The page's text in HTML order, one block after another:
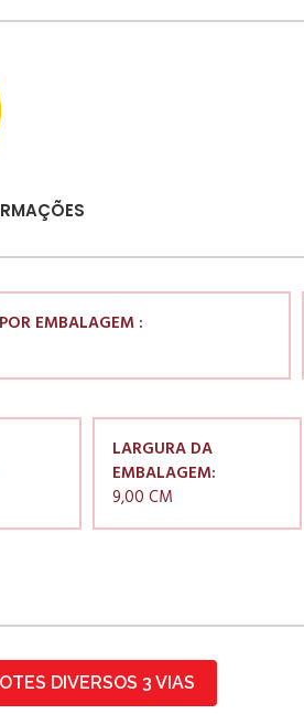
EMBALAGEM :
LARGURA DA
EMBALAGEM:
9,00 CM
DIVERSOS 3 VIAS